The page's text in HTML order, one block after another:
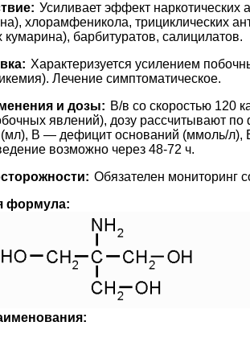
Усиливает эффект наркотических
хлорамфеникола, трициклических
барбитуратов, салицилатов.
Характеризуется усилением
Лечение симптоматическое.
и дозы: В/в со скоростью 120
явлений), дозу рассчитывают
В — дефицит оснований (ммоль/л),
возможно через 48-72 ч.
Обязателен мониторинг
формула: